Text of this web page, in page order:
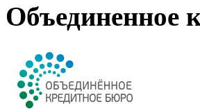
Объединенное